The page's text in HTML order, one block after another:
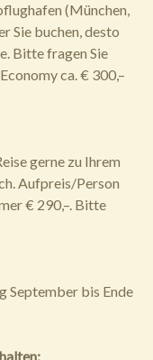
(München,
Sie buchen, desto
Bitte fragen Sie
ca. € 300,–
gerne zu Ihrem
Aufpreis/Person
€ 290,–. Bitte
September bis Ende